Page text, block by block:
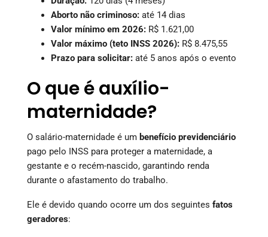
Aborto não criminoso: até 14 dias
Valor mínimo em 2026: R$ 1.621,00
Valor máximo (teto INSS 2026): R$ 8.475,55
Prazo para solicitar: até 5 anos após o evento
O que é auxílio-
maternidade?
O salário-maternidade é um benefício previdenciário
pago pelo INSS para proteger a maternidade, a
gestante e o recém-nascido, garantindo renda
durante o afastamento do trabalho.
Ele é devido quando ocorre um dos seguintes fatos
geradores: